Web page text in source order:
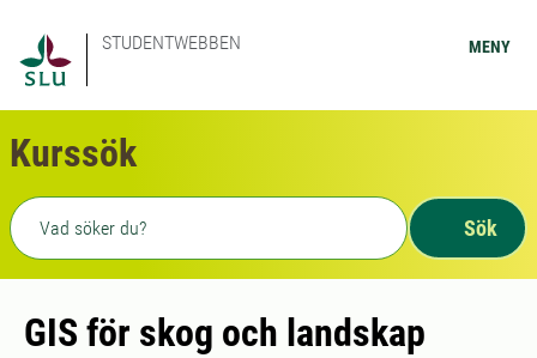
STUDENTWEBBEN MENY
Kurssök
Fritext sökning
Sök
GIS för skog och landskap